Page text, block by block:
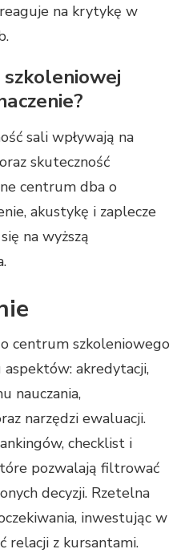
na krytykę w
sali wpływają na
skuteczność
centrum dba o
akustykę i zaplecze
na wyższą
centrum szkoleniowego
akredytacji,
nauczania,
narzędzi ewaluacji.
checklist i
pozwalają filtrować
decyzji. Rzetelna
inwestując w
relacji z kursantami.